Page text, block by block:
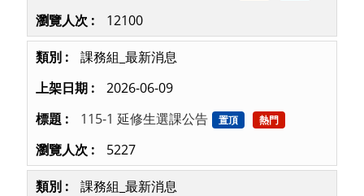
12100
課務組_最新消息
2026-06-09
115-1 延修生選課公告
置頂 熱門
5227
課務組_最新消息